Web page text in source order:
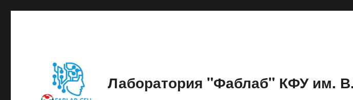
Лаборатория "Фаблаб" КФУ им.